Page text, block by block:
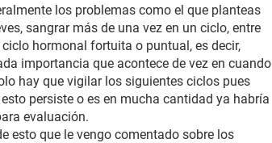
los problemas como el que planteas
sangrar más de una vez en un ciclo, entre
hormonal fortuita o puntual, es decir,
importancia que acontece de vez en cuando
hay que vigilar los siguientes ciclos pues
persiste o es en mucha cantidad ya habría
evaluación.
esto que le vengo comentado sobre los